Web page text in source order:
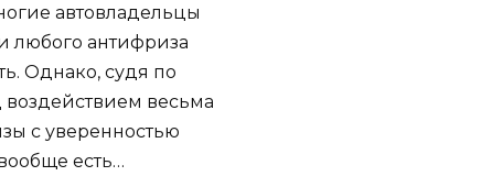
автовладельцы
любого антифриза
Однако, судя по
весьма
с уверенностью
есть…